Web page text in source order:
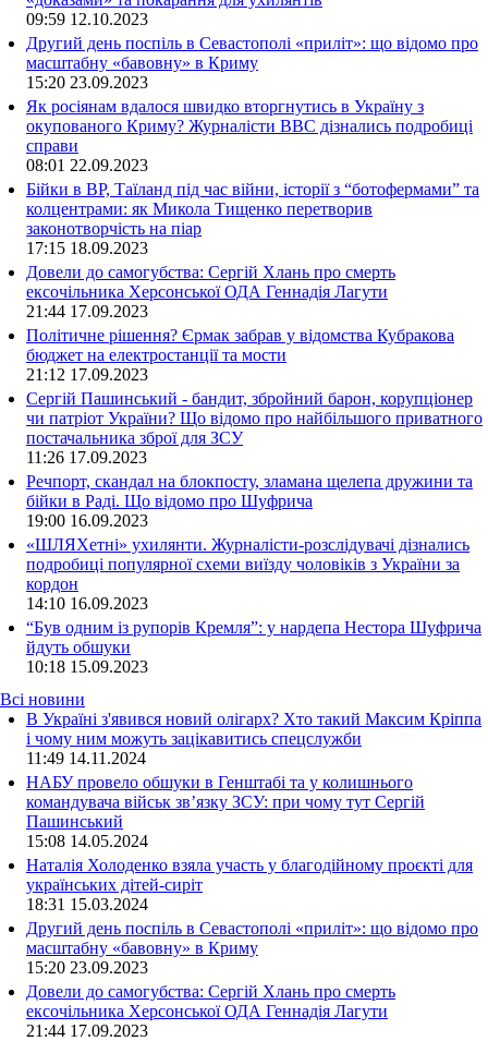
09:59 12.10.2023
Другий день поспіль в Севастополі «приліт»: що відомо про
масштабну «бавовну» в Криму
15:20 23.09.2023
Як росіянам вдалося швидко вторгнутись в Україну з
окупованого Криму? Журналісти ВВС дізнались подробиці
справи
08:01 22.09.2023
Бійки в ВР, Таїланд під час війни, історії з “ботофермами” та
колцентрами: як Микола Тищенко перетворив
законотворчість на піар
17:15 18.09.2023
Довели до самогубства: Сергій Хлань про смерть
ексочільника Херсонської ОДА Геннадія Лагути
21:44 17.09.2023
Політичне рішення? Єрмак забрав у відомства Кубракова
бюджет на електростанції та мости
21:12 17.09.2023
Сергій Пашинський - бандит, збройний барон, корупціонер
чи патріот України? Що відомо про найбільшого приватного
постачальника зброї для ЗСУ
11:26 17.09.2023
Речпорт, скандал на блокпосту, зламана щелепа дружини та
бійки в Раді. Що відомо про Шуфрича
19:00 16.09.2023
«ШЛЯХетні» ухилянти. Журналісти-розслідувачі дізнались
подробиці популярної схеми виїзду чоловіків з України за
кордон
14:10 16.09.2023
“Був одним із рупорів Кремля”: у нардепа Нестора Шуфрича
йдуть обшуки
10:18 15.09.2023
Всі новини
В Україні з'явився новий олігарх? Хто такий Максим Кріппа
і чому ним можуть зацікавитись спецслужби
11:49 14.11.2024
НАБУ провело обшуки в Генштабі та у колишнього
командувача військ зв’язку ЗСУ: при чому тут Сергій
Пашинський
15:08 14.05.2024
Наталія Холоденко взяла участь у благодійному проєкті для
українських дітей-сиріт
18:31 15.03.2024
Другий день поспіль в Севастополі «приліт»: що відомо про
масштабну «бавовну» в Криму
15:20 23.09.2023
Довели до самогубства: Сергій Хлань про смерть
ексочільника Херсонської ОДА Геннадія Лагути
21:44 17.09.2023